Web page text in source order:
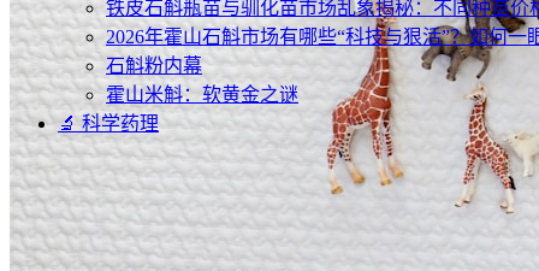
铁皮石斛瓶苗与驯化苗市场乱象揭秘：不同种苗价
2026年霍山石斛市场有哪些“科技与狠活”？如何一
石斛粉内幕
霍山米斛：软黄金之谜
🔬 科学药理